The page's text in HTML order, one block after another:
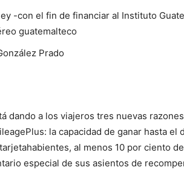
-con el fin de financiar al Instituto
guatemalteco
Prado
dando a los viajeros tres nuevas
la capacidad de ganar hasta el
al menos 10 por ciento
especial de sus asientos de